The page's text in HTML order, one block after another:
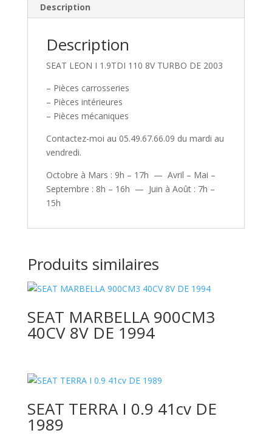
Description
Description
SEAT LEON I 1.9TDI 110 8V TURBO DE 2003
– Pièces carrosseries
– Pièces intérieures
– Pièces mécaniques
Contactez-moi au 05.49.67.66.09 du mardi au
vendredi.
Octobre à Mars : 9h – 17h — Avril – Mai –
Septembre : 8h – 16h — Juin à Août : 7h –
15h
Produits similaires
SEAT MARBELLA 900CM3
40CV 8V DE 1994
SEAT TERRA I 0.9 41cv DE
1989